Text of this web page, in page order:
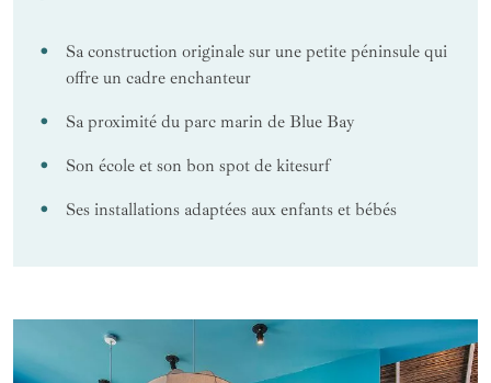
Sa construction originale sur une petite péninsule qui
offre un cadre enchanteur
Sa proximité du parc marin de Blue Bay
Son école et son bon spot de kitesurf
Ses installations adaptées aux enfants et bébés